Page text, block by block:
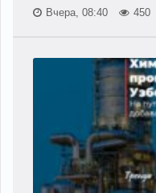
Вчера, 08:40 450